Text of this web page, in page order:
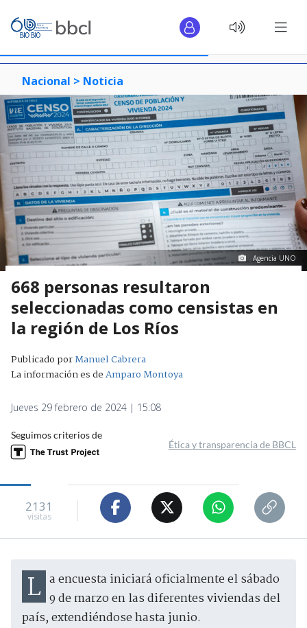
Nacional > Noticia
Agencia UNO
668 personas resultaron
seleccionadas como censistas en
la región de Los Ríos
Publicado porManuel Cabrera
La información es deAmparo Montoya
Jueves 29 febrero de 2024 | 15:08
Seguimos criterios de
Ética y transparencia de BBCL
2131
visitas
La encuesta iniciará oficialmente el sábado 9 de marzo en las diferentes viviendas del
país, extendiéndose hasta junio.